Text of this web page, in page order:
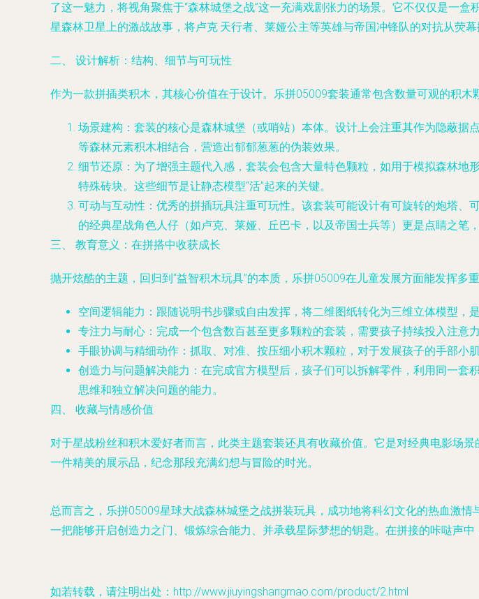
了这一魅力，将视角聚焦于“森林城堡之战”这一充满戏剧张力的场景。它不仅仅是一
星森林卫星上的激战故事，将卢克·天行者、莱娅公主等英雄与帝国冲锋队的对抗从荧
二、 设计解析：结构、细节与可玩性
作为一款拼插类积木，其核心价值在于设计。乐拼05009套装通常包含数量可观的积木
场景建构 ：套装的核心是森林城堡（或哨站）本体。设计上会注重其作为隐蔽
等森林元素积木相结合，营造出郁郁葱葱的伪装效果。
细节还原 ：为了增强主题代入感，套装会包含大量特色颗粒，如用于模拟森林
特殊砖块。这些细节是让静态模型“活”起来的关键。
可动与互动性 ：优秀的拼插玩具注重可玩性。该套装可能设计有可旋转的炮塔
的经典星战角色人仔（如卢克、莱娅、丘巴卡，以及帝国士兵等）更是点睛之笔
三、 教育意义：在拼搭中收获成长
抛开炫酷的主题，回归到“益智积木玩具”的本质，乐拼05009在儿童发展方面能发挥多
空间逻辑能力 ：跟随说明书步骤或自由发挥，将二维图纸转化为三维立体模型，
专注力与耐心 ：完成一个包含数百甚至更多颗粒的套装，需要孩子持续投入注意
手眼协调与精细动作 ：抓取、对准、按压细小积木颗粒，对于发展孩子的手部小
创造力与问题解决能力 ：在完成官方模型后，孩子们可以拆解零件，利用同一
思维和独立解决问题的能力。
四、 收藏与情感价值
对于星战粉丝和积木爱好者而言，此类主题套装还具有收藏价值。它是对经典电影场
一件精美的展示品，纪念那段充满幻想与冒险的时光。
总而言之，乐拼05009星球大战森林城堡之战拼装玩具，成功地将科幻文化的热血激
一把能够开启创造力之门、锻炼综合能力、并承载星际梦想的钥匙。在拼接的咔哒声
如若转载，请注明出处：http://www.jiuyingshangmao.com/product/2.html